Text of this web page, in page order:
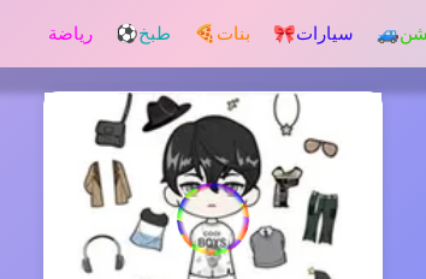
🚙 سيارات🎀 بنات 🍕 طبخ⚽ رياضة